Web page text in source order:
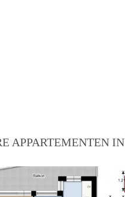
APPARTEMENTEN IN